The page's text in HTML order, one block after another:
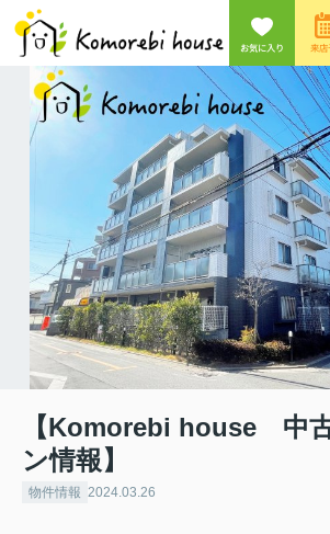
お気に入り 来
【Komorebi house 中
ン情報】
物件情報 2024.03.26